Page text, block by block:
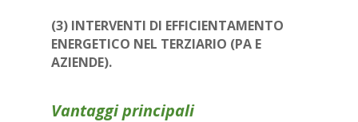
(3) INTERVENTI DI EFFICIENTAMENTO
ENERGETICO NEL TERZIARIO (PA E
AZIENDE).
Vantaggi principali